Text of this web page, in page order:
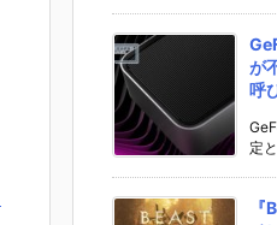
が
呼
定